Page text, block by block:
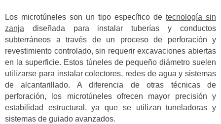
Los microtúneles son un tipo específico de tecnología sin
zanja diseñada para instalar tuberías y conductos
subterráneos a través de un proceso de perforación y
revestimiento controlado, sin requerir excavaciones abiertas
en la superficie. Estos túneles de pequeño diámetro suelen
utilizarse para instalar colectores, redes de agua y sistemas
de alcantarillado. A diferencia de otras técnicas de
perforación, los microtúneles ofrecen mayor precisión y
estabilidad estructural, ya que se utilizan tuneladoras y
sistemas de guiado avanzados.